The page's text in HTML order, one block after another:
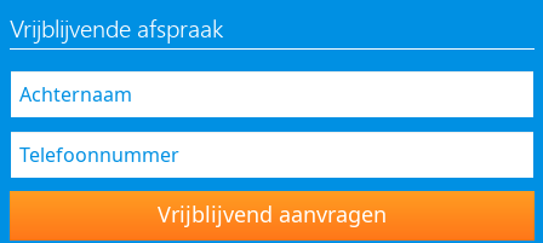
Vrijblijvende afspraak
Vrijblijvend aanvragen